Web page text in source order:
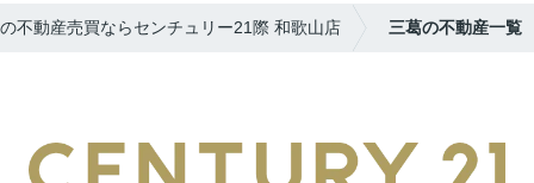
不動産売買ならセンチュリー21際 和歌山店 三葛の不動産一覧